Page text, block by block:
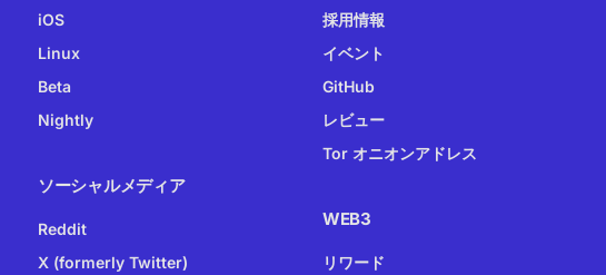
iOS
Linux
Beta
Nightly
ソーシャルメディア
Reddit
X (formerly Twitter)
採用情報
イベント
GitHub
レビュー
Tor オニオンアドレス
WEB3
リワード